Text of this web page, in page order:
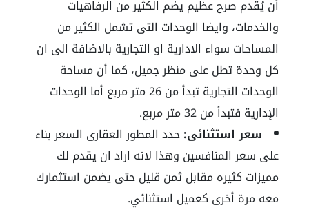
أن يُقدم صرح عظيم يضم الكثير من الرفاهيات
والخدمات، وايضا الوحدات التى تشمل الكثير من
المساحات سواء الادارية او التجارية بالاضافة الى ان
كل وحدة تطل على منظر جميل، كما أن مساحة
الوحدات التجارية تبدأ من 26 متر مربع أما الوحدات
الإدارية فتبدأ من 32 متر مربع.
سعر استثنائى:حدد المطور العقارى السعر بناء
على سعر المنافسين وهذا لانه اراد ان يقدم لك
مميزات كثيره مقابل ثمن قليل حتى يضمن استثمارك
معه مرة أخرى كعميل استثنائي.